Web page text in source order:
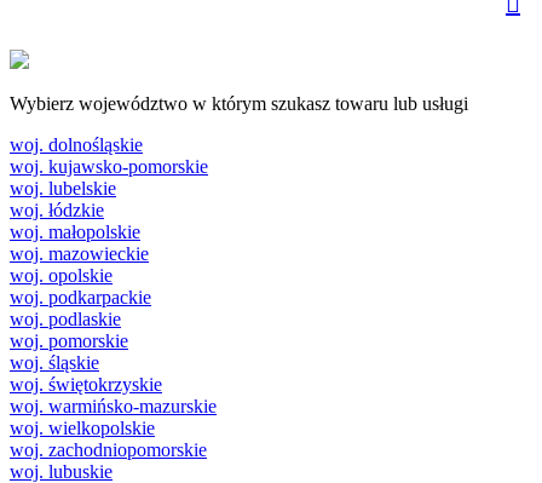
Wybierz województwo w którym szukasz towaru lub usługi
woj. dolnośląskie
woj. kujawsko-pomorskie
woj. lubelskie
woj. łódzkie
woj. małopolskie
woj. mazowieckie
woj. opolskie
woj. podkarpackie
woj. podlaskie
woj. pomorskie
woj. śląskie
woj. świętokrzyskie
woj. warmińsko-mazurskie
woj. wielkopolskie
woj. zachodniopomorskie
woj. lubuskie